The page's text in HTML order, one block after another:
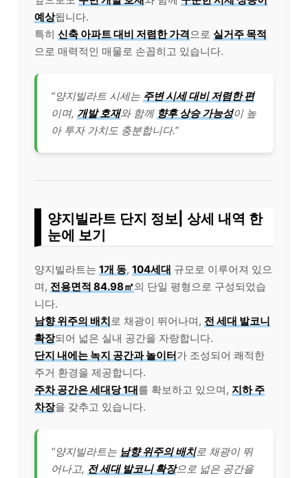
예상됩니다.
특히 신축 아파트 대비 저렴한 가격으로 실거주 목적
으로 매력적인 매물로 손꼽히고 있습니다.
“양지빌라트 시세는 주변 시세 대비 저렴한 편
이며, 개발 호재와 함께 향후 상승 가능성이 높
아 투자 가치도 충분합니다.”
양지빌라트 단지 정보| 상세 내역 한
눈에 보기
양지빌라트는 1개 동, 104세대 규모로 이루어져 있으
며, 전용면적 84.98㎡의 단일 평형으로 구성되었습
니다.
남향 위주의 배치로 채광이 뛰어나며, 전 세대 발코니
확장되어 넓은 실내 공간을 자랑합니다.
단지 내에는 녹지 공간과 놀이터가 조성되어 쾌적한
주거 환경을 제공합니다.
주차 공간은 세대당 1대를 확보하고 있으며, 지하 주
차장을 갖추고 있습니다.
“양지빌라트는 남향 위주의 배치로 채광이 뛰
어나고, 전 세대 발코니 확장으로 넓은 공간을